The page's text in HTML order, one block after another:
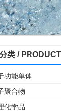
类 /
功能单体
聚合物
化学品